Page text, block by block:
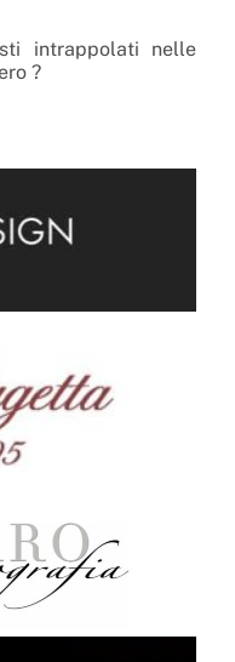
intrappolati nelle
?